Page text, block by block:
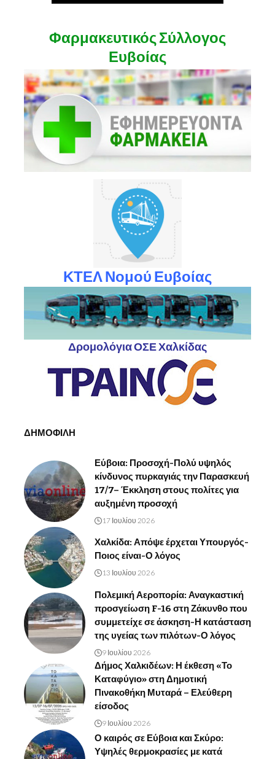
Φαρμακευτικός Σύλλογος
Ευβοίας
ΚΤΕΛ Νομού Ευβοίας
Δρομολόγια ΟΣΕ Χαλκίδας
ΔΗΜΟΦΙΛΗ
Εύβοια: Προσοχή-Πολύ υψηλός
κίνδυνος πυρκαγιάς την Παρασκευή
17/7– Έκκληση στους πολίτες για
αυξημένη προσοχή
17 Ιουλίου 2026
Χαλκίδα: Απόψε έρχεται Υπουργός-
Ποιος είναι-Ο λόγος
13 Ιουλίου 2026
Πολεμική Αεροπορία: Αναγκαστική
προσγείωση F-16 στη Ζάκυνθο που
συμμετείχε σε άσκηση-Η κατάσταση
της υγείας των πιλότων-Ο λόγος
9 Ιουλίου 2026
Δήμος Χαλκιδέων: Η έκθεση «Το
Καταφύγιο» στη Δημοτική
Πινακοθήκη Μυταρά – Ελεύθερη
είσοδος
9 Ιουλίου 2026
Ο καιρός σε Εύβοια και Σκύρο:
Υψηλές θερμοκρασίες με κατά